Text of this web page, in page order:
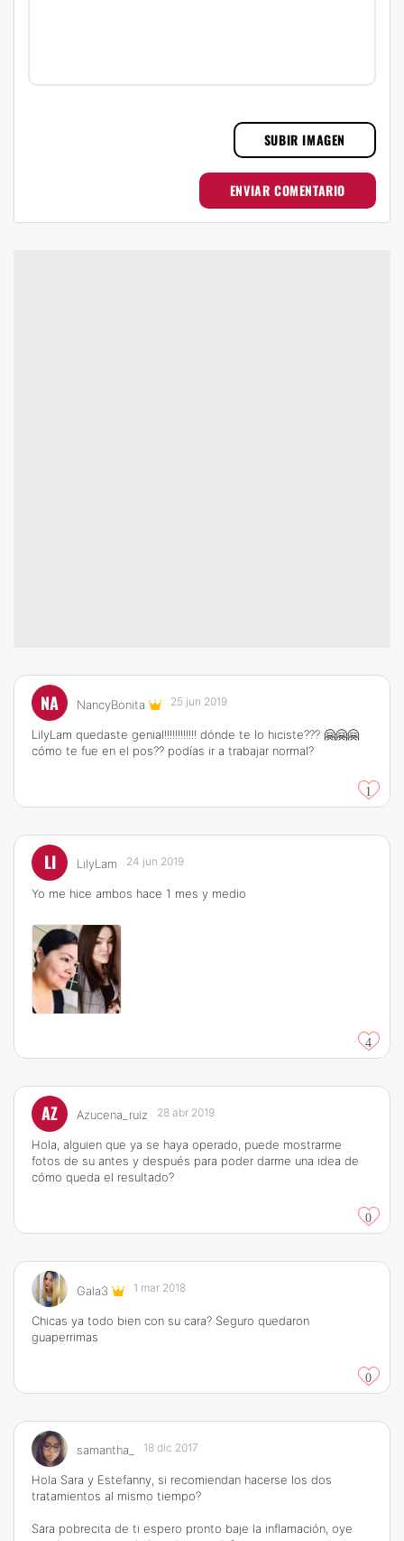
SUBIR IMAGEN
ENVIAR COMENTARIO
NA NancyBonita 25 jun 2019
LilyLam quedaste genial!!!!!!!!!!!! dónde te lo hiciste??? 🤗🤗🤗
cómo te fue en el pos?? podías ir a trabajar normal?
1
LI LilyLam 24 jun 2019
Yo me hice ambos hace 1 mes y medio
4
AZ Azucena_ruiz 28 abr 2019
Hola, alguien que ya se haya operado, puede mostrarme
fotos de su antes y después para poder darme una idea de
cómo queda el resultado?
0
Gala3 1 mar 2018
Chicas ya todo bien con su cara? Seguro quedaron
guaperrimas
0
samantha_ 18 dic 2017
Hola Sara y Estefanny, si recomiendan hacerse los dos
tratamientos al mismo tiempo?
Sara pobrecita de ti espero pronto baje la inflamación, oye